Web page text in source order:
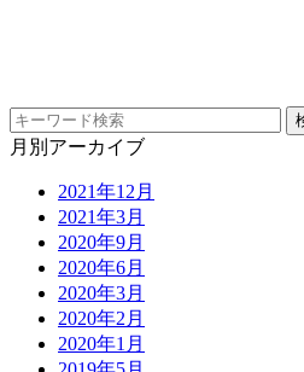
月別アーカイブ
2021年12月
2021年3月
2020年9月
2020年6月
2020年3月
2020年2月
2020年1月